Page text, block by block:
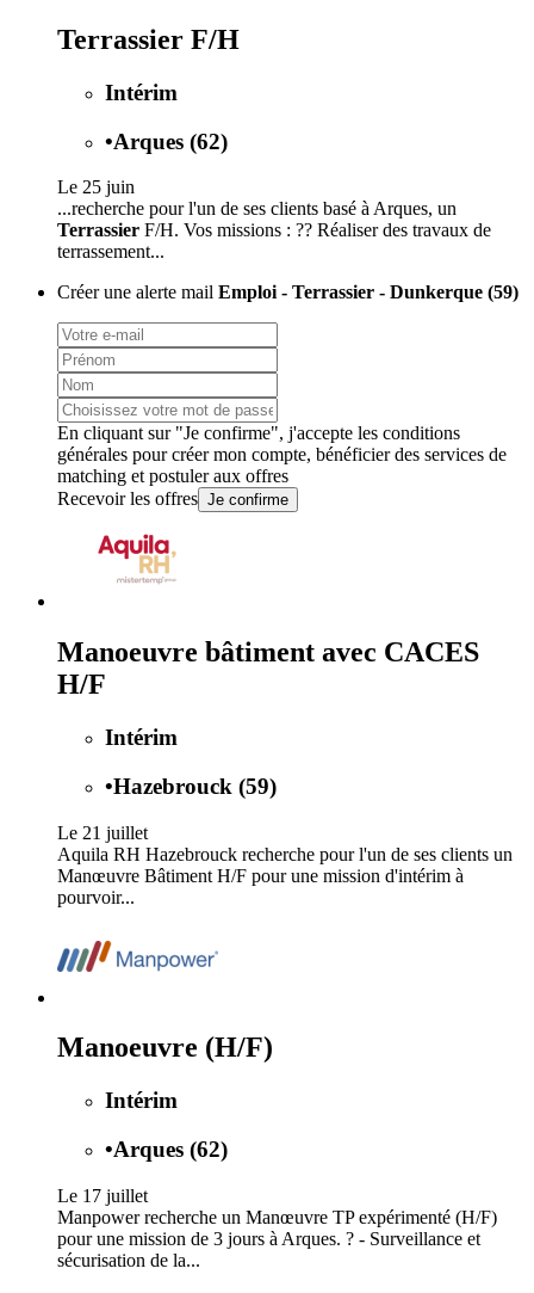
Terrassier F/H
Intérim
•Arques (62)
Le 25 juin
...recherche pour l'un de ses clients basé à Arques, un
Terrassier F/H. Vos missions : ?? Réaliser des travaux de
terrassement...
Créer une alerte mail Emploi - Terrassier - Dunkerque (59)
En cliquant sur "Je confirme", j'accepte les conditions
générales pour créer mon compte, bénéficier des services de
matching et postuler aux offres
Recevoir les offres Je confirme
Manoeuvre bâtiment avec CACES
H/F
Intérim
•Hazebrouck (59)
Le 21 juillet
Aquila RH Hazebrouck recherche pour l'un de ses clients un
Manœuvre Bâtiment H/F pour une mission d'intérim à
pourvoir...
Manoeuvre (H/F)
Intérim
•Arques (62)
Le 17 juillet
Manpower recherche un Manœuvre TP expérimenté (H/F)
pour une mission de 3 jours à Arques. ? - Surveillance et
sécurisation de la...